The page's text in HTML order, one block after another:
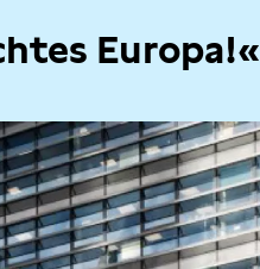
Europa!«